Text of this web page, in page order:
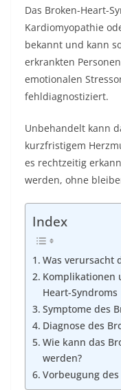
Das Broken-Heart-
Kardiomyopathie
bekannt und kann
erkrankten
emotionalen
fehldiagnostiziert.
Unbehandelt kann
kurzfristigem
es rechtzeitig
werden, ohne
Index
Was verursacht
Komplikationen
Heart-Syndroms
Symptome des
Diagnose des
Wie kann das
werden?
Vorbeugung